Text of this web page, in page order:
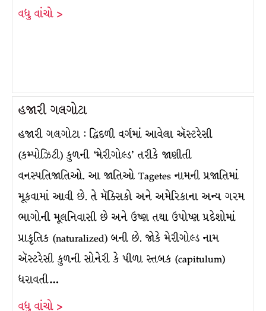
વધુ વાંચો >
હજારી ગલગોટા
હજારી ગલગોટા : દ્વિદળી વર્ગમાં આવેલા ઍસ્ટરેસી
(કમ્પોઝિટી) કુળની ‘મેરીગોલ્ડ’ તરીકે જાણીતી
વનસ્પતિજાતિઓ. આ જાતિઓ Tagetes નામની પ્રજાતિમાં
મૂકવામાં આવી છે. તે મૅક્સિકો અને અમેરિકાના અન્ય ગરમ
ભાગોની મૂલનિવાસી છે અને ઉષ્ણ તથા ઉપોષ્ણ પ્રદેશોમાં
પ્રાકૃતિક (naturalized) બની છે. જોકે મેરીગોલ્ડ નામ
ઍસ્ટરેસી કુળની સોનેરી કે પીળા સ્તબક (capitulum)
ધરાવતી…
વધુ વાંચો >